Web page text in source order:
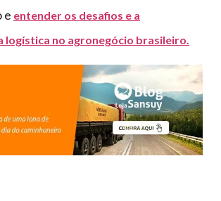
e entender os desafios e a
logística no agronegócio brasileiro.